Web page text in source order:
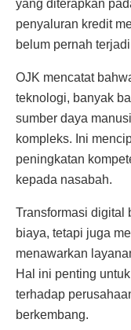
yang diterapkan
penyaluran kredit
belum pernah
OJK mencatat
teknologi, banyak
sumber daya
kompleks. Ini
peningkatan
kepada nasabah.
Transformasi digital
biaya, tetapi juga
menawarkan
Hal ini penting
terhadap
berkembang.